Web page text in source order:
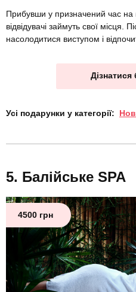
Прибувши у призначений час на
відвідувачі займуть свої місця.
насолодитися виступом і
Дізнатися
Усі подарунки у категорії:
Балійське SPA
4500 грн